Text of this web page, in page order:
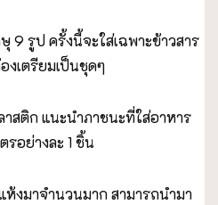
9 รูป ครั้งนี้จะใส่เฉพาะข้าวสาร
งเตรียมเป็นชุดๆ
าสติก แนะนำภาชนะที่ใส่อาหาร
รอย่างละ 1 ชิ้น
งมาจำนวนมาก สามารถนำมา